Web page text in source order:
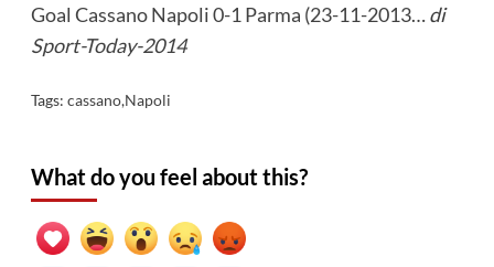
Goal Cassano Napoli 0-1 Parma (23-11-2013… di
Sport-Today-2014
Tags: cassano,Napoli
What do you feel about this?